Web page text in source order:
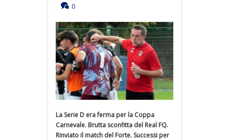
0
La Serie D era ferma per la Coppa
Carnevale. Brutta sconfitta del Real FQ.
Rinviato il match del Forte. Successi per